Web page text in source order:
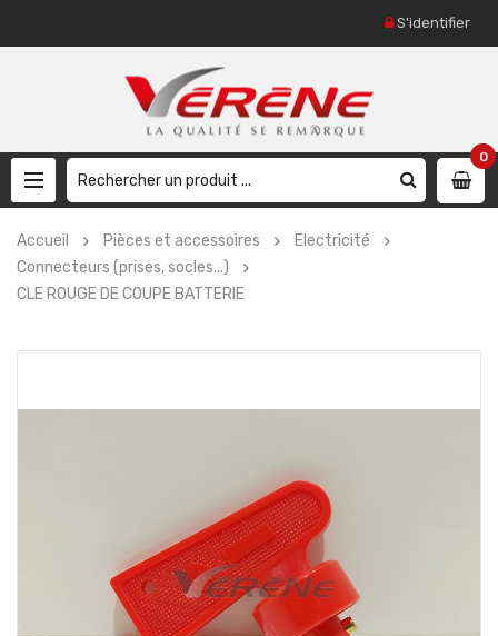
S'identifier
0
Accueil Pièces et accessoires
Electricité
Connecteurs (prises, socles...)
CLE ROUGE DE COUPE BATTERIE